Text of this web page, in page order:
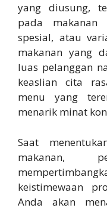
yang diusung,
pada makanan
spesial, atau
makanan yang
luas pelanggan
keaslian cita
menu yang
menarik minat
Saat
makanan,
keistimewaan
Anda akan